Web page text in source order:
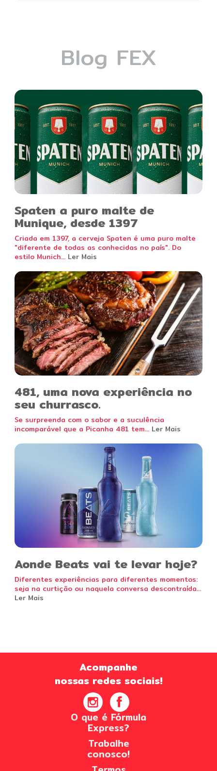
Blog FEX
Spaten a puro malte de
Munique, desde 1397
Criada em 1397, a cerveja Spaten é uma puro malte
"diferente de todas as conhecidas no país". Do
estilo Munich... Ler Mais
481, uma nova experiência no
seu churrasco.
Se surpreenda com o sabor e a suculência
incomparável que a Picanha 481 tem... Ler Mais
Aonde Beats vai te levar hoje?
Diferentes experiências para diferentes momentos:
seja na curtição ou naquela conversa descontraída...
Ler Mais
Acompanhe
nossas redes sociais!
O que é Fórmula
Express?
Trabalhe
conosco!